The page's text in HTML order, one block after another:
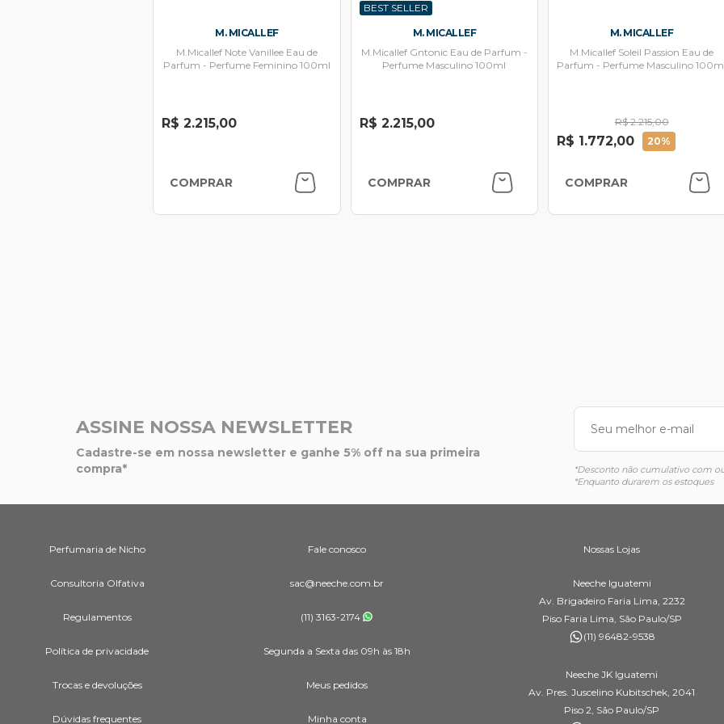
M. MICALLEF
M.Micallef Note Vanillee Eau de
Parfum - Perfume Feminino 100ml
R$ 2.215,00
COMPRAR
BEST SELLER
M. MICALLEF
M.Micallef Gntonic Eau de Parfum -
Perfume Masculino 100ml
R$ 2.215,00
COMPRAR
M. MICALLEF
M.Micallef Soleil Passion Eau de
Parfum - Perfume Masculino
R$ 2.215,00
R$ 1.772,00 20%
COMPRAR
ASSINE NOSSA NEWSLETTER
Cadastre-se em nossa newsletter e ganhe 5% off na sua primeira
compra*
*Desconto não cumulativo com
*Enquanto durarem os estoques
Perfumaria de Nicho
Consultoria Olfativa
Regulamentos
Política de privacidade
Trocas e devoluções
Dúvidas frequentes
Fale conosco
sac@neeche.com.br
(11) 3163-2174
Segunda a Sexta das 09h às 18h
Meus pedidos
Minha conta
Nossas Lojas
Neeche Iguatemi
Av. Brigadeiro Faria Lima, 2232
Piso Faria Lima, São Paulo/SP
(11) 96482-9538
Neeche JK Iguatemi
Av. Pres. Juscelino Kubitschek, 2041
Piso 2, São Paulo/SP